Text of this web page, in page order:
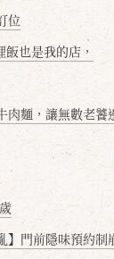
位
也是我的店，
，讓無數老饕邊吃邊罵
前隱味預約制崩壞真